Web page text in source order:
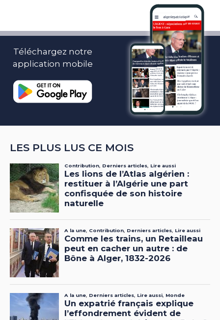
Téléchargez notre
application mobile
LES PLUS LUS CE MOIS